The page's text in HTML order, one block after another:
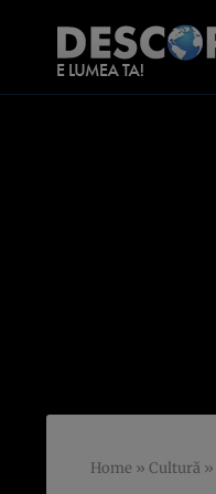
Home » Cultură »